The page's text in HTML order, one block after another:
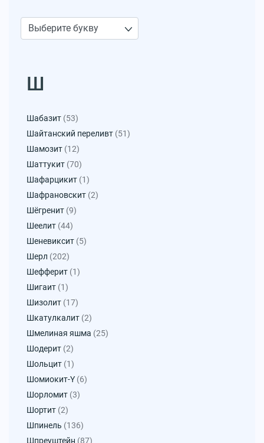
Ш
Шабазит (53)
Шайтанский переливт (51)
Шамозит (12)
Шаттукит (70)
Шафарцикит (1)
Шафрановскит (2)
Шёгренит (9)
Шеелит (44)
Шеневиксит (5)
Шерл (202)
Шефферит (1)
Шигаит (1)
Шизолит (17)
Шкатулкалит (2)
Шмелиная яшма (25)
Шодерит (2)
Шольцит (1)
Шомиокит-Y (6)
Шорломит (3)
Шортит (2)
Шпинель (136)
Шпреуштейн (87)